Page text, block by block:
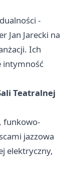
-
Jan Jarecki na
Ich
intymność
Teatralnej
funkowo-
jazzowa
elektryczny,